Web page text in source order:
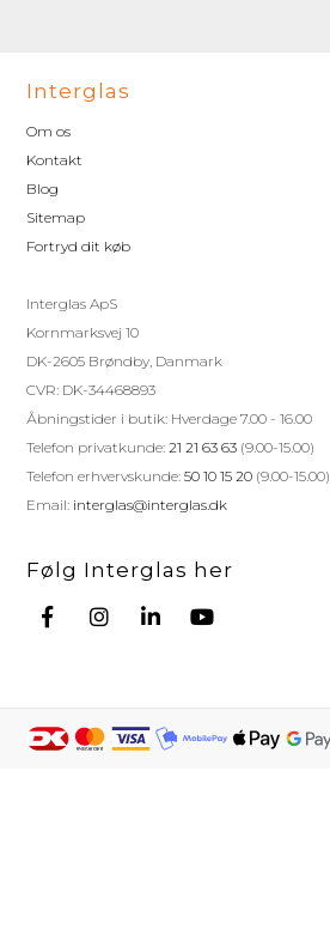
Interglas
Om os
Kontakt
Blog
Sitemap
Fortryd dit køb
Interglas ApS
Kornmarksvej 10
DK-2605 Brøndby, Danmark
CVR: DK-34468893
Åbningstider i butik: Hverdage 7.00 - 16.00
Telefon privatkunde:21 21 63 63 (9.00-15.00)
Telefon erhvervskunde:50 10 15 20 (9.00-15.00)
Email: interglas@interglas.dk
Følg Interglas her